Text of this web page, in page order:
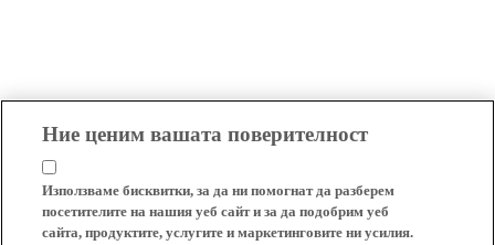
Ние ценим вашата поверителност
Използваме бисквитки, за да ни помогнат да разберем
посетителите на нашия уеб сайт и за да подобрим уеб
сайта, продуктите, услугите и маркетинговите ни усилия.